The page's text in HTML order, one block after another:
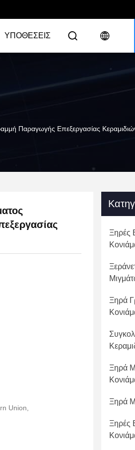
ΥΠΟΘΈΣΕΙΣ
Παραγωγής Επεξεργασίας
Union,
Ξηρές
Ξηρά
Ξηρά
Ξηρά
Ξηρές